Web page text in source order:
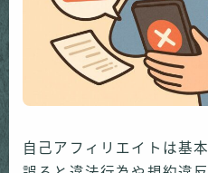
自己アフィリエイトは基